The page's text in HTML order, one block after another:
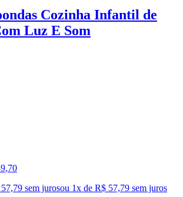
Cozinha Infantil de
Luz E Som
,70
sem jurosou 1x de R$ 57,79 sem juros